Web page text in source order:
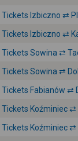
Tickets Izbiczno ⇄
Tickets Izbiczno ⇄
Tickets Sowina ⇄
Tickets Sowina ⇄
Tickets Fabianów ⇄
Tickets Koźminiec ⇄
Tickets Koźminiec ⇄